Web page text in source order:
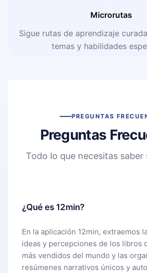
Microrutas
Sigue rutas de aprendizaje
temas y habilidades
PREGUNTAS
Preguntas
Todo lo que necesitas saber
¿Qué es 12min?
En la aplicación 12min, extraemos
ideas y percepciones de los libros
más vendidos del mundo y las
resúmenes narrativos únicos y